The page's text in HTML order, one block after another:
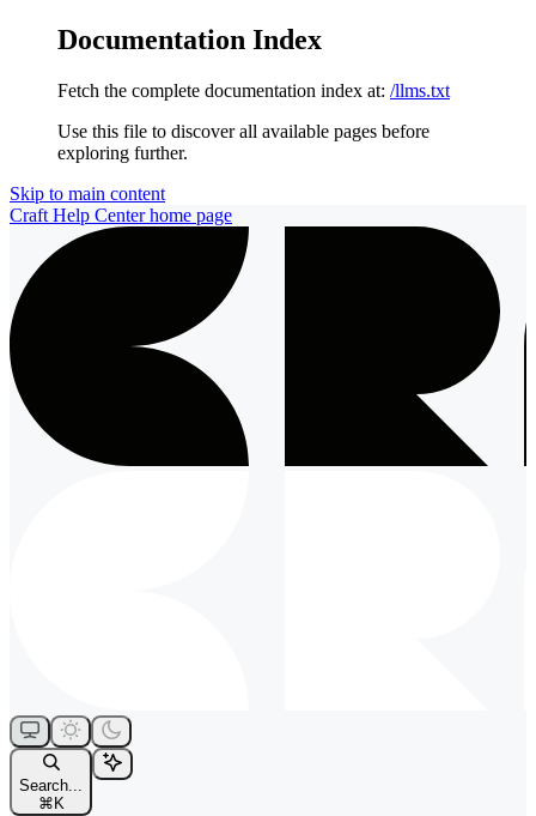
Documentation Index
Fetch the complete documentation index at: /llms.txt
Use this file to discover all available pages before
exploring further.
Skip to main content
Craft Help Centerhome page
Search...
⌘ K